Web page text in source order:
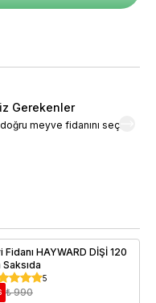
Gerekenler
meyve fidanını seçin."
Fidanı HAYWARD DİŞİ 120
Saksıda
5
₺ 990